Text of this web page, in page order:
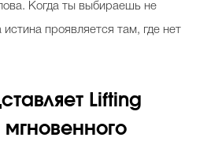
Когда ты выбираешь не
истина проявляется там, где нет
Lifting